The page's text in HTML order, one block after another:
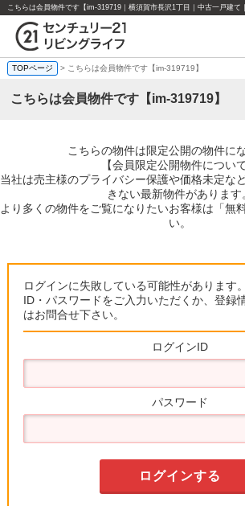
TOPページ > こちらは会員物件です【im-319719】
こちらは会員物件です【im-319719】
こちらの物件は限定公開の物件に
【会員限定公開物件について
当社は売主様のプライバシー保護や価格未定な
きない最新物件があります
より多くの物件をご覧になりたいお客様は「無
い。
ログインに失敗している可能性があります
ID・パスワードをご入力いただくか、登録
はお問合せ下さい。
ログインID
パスワード